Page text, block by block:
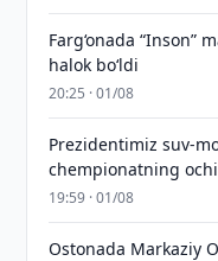
Farg‘onada “Inson”
halok bo‘ldi
20:25 · 01/08
Prezidentimiz suv-
chempionatning
19:59 · 01/08
Ostonada Markaziy